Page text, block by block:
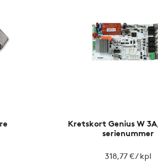
Kretskort Genius W
serienummer
318,77 € / kpl